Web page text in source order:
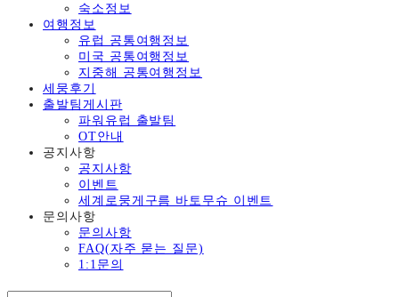
숙소정보
여행정보
유럽 공통여행정보
미국 공통여행정보
지중해 공통여행정보
세뭉후기
출발팀게시판
파워유럽 출발팀
OT안내
공지사항
공지사항
이벤트
세계로뭉게구름 바토무슈 이벤트
문의사항
문의사항
FAQ(자주 묻는 질문)
1:1문의